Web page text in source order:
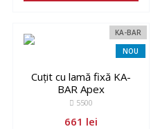
KA-BAR
Cuțit cu lamă fixă KA-
BAR Apex
5500
661 lei
NOU